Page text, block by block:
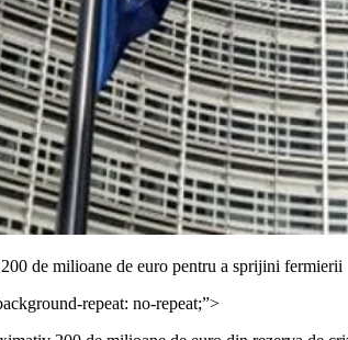
de milioane de euro pentru a sprijini fermierii
repeat: no-repeat;”>